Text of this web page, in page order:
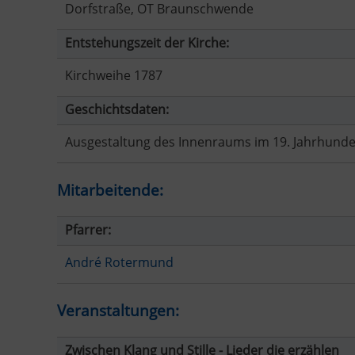
Dorfstraße, OT Braunschwende
Entstehungszeit der Kirche:
Kirchweihe 1787
Geschichtsdaten:
Ausgestaltung des Innenraums im 19.
Mitarbeitende:
Pfarrer:
André Rotermund
Veranstaltungen:
Zwischen Klang und Stille - Lieder die erzählen